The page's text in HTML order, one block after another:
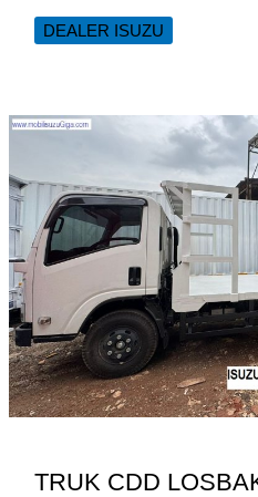
BAK
BESI
NMR
BAN
150
PS
DEALER ISUZU
TRUK CDD